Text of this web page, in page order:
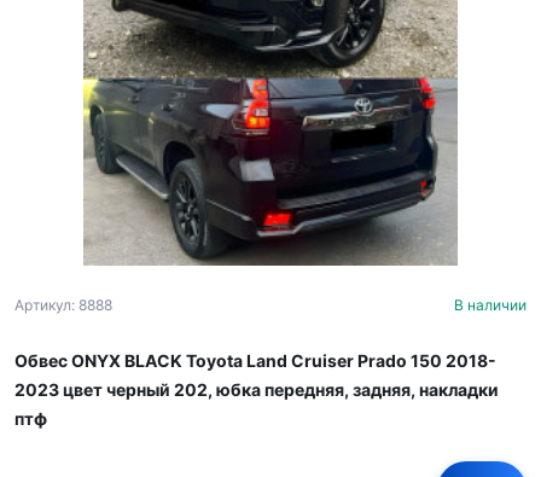
Артикул: 8888 В наличии
Обвес ONYX BLACK Toyota Land Cruiser Prado 150 2018-
2023 цвет черный 202, юбка передняя, задняя, накладки
птф